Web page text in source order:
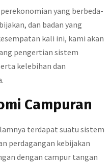
yang berbeda-
dan badan yang
kali ini, kami akan
pengertian sistem
kelebihan dan
Campuran
terdapat suatu sistem
perdagangan kebijakan
dengan campur tangan